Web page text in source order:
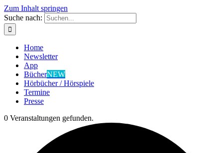
Zum Inhalt springen
Suche nach:
Home
Newsletter
App
BücherNEW
Hörbücher / Hörspiele
Termine
Presse
0 Veranstaltungen gefunden.